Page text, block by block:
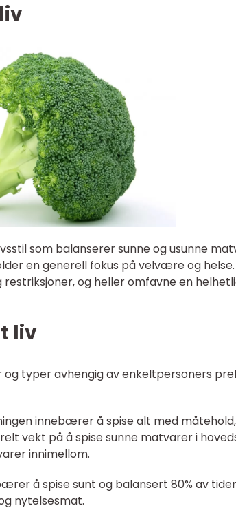
som balanserer sunne og usunne
en generell fokus på velvære og
og heller omfavne en
liv
typer avhengig av enkeltpersoners
innebærer å spise alt med
vekt på å spise sunne matvarer i
innimellom.
å spise sunt og balansert 80% av
nytelsesmat.